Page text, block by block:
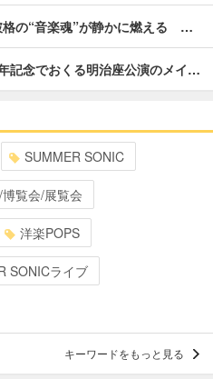
の“音楽魂”が静かに燃える …
記念でおくる明治座公演のメイ…
SUMMER SONIC
覧会/展覧会
洋楽POPS
SONICライブ
キーワードをもっと見る